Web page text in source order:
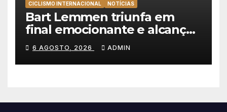
CICLISMO INTERNACIONAL NOTÍCIAS
Bart Lemmen triunfa em
final emocionante e alcança
a primeira vitória da carreira
na Volta à Polónia
6 AGOSTO, 2026 ADMIN